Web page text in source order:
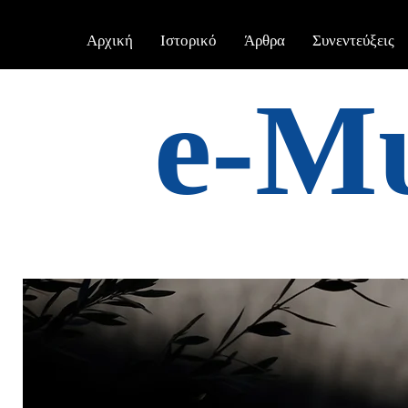
Αρχική Ιστορικό Άρθρα Συνεντεύξεις
e-